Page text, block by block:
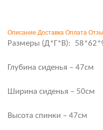
Описание Доставка Оплата
Размеры (Д*Г*В):
Глубина сиденья – 47см
Ширина сиденья – 50см
Высота спинки – 47см